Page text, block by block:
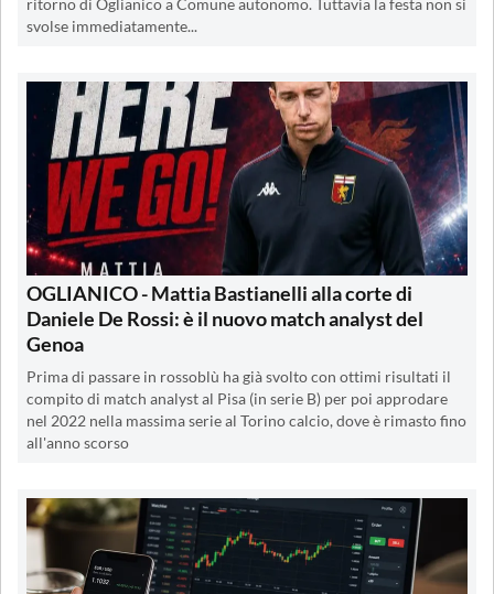
ritorno di Oglianico a Comune autonomo. Tuttavia la festa non si
svolse immediatamente...
OGLIANICO - Mattia Bastianelli alla corte di
Daniele De Rossi: è il nuovo match analyst del
Genoa
Prima di passare in rossoblù ha già svolto con ottimi risultati il
compito di match analyst al Pisa (in serie B) per poi approdare
nel 2022 nella massima serie al Torino calcio, dove è rimasto fino
all'anno scorso